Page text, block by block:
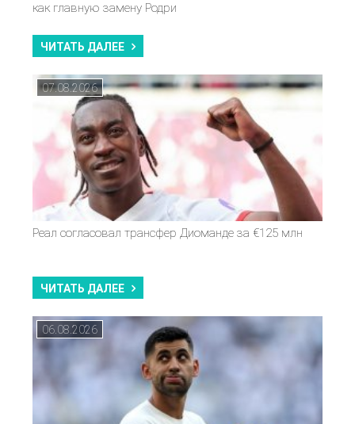
как главную замену Родри
ЧИТАТЬ ДАЛЕЕ
07.08.2026
Реал согласовал трансфер Диоманде за €125 млн
ЧИТАТЬ ДАЛЕЕ
06.08.2026